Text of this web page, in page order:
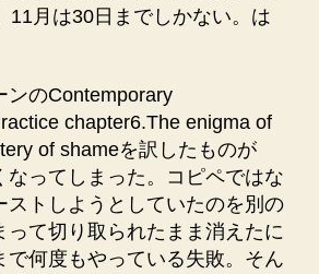
11月は30日までしかない。は
ンのContemporary
chapter6.The enigma of
of shameを訳したものが
なってしまった。コピペではな
ストしようとしていたのを別の
って切り取られたまま消えたに
で何度もやっている失敗。そん